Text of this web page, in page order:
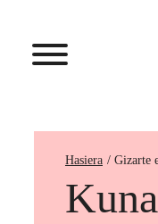
Hasiera
Kuna